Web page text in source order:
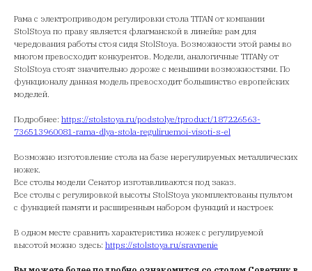
Рама с электроприводом регулировки стола TITAN от компании
StolStoya по праву является флагманской в линейке рам для
чередования работы стоя сидя StolStoya. Возможности этой рамы во
многом превосходит конкурентов. Модели, аналогичные TITANу от
StolStoya стоят значительно дороже с меньшими возможностями. По
функционалу данная модель превосходит большинство европейских
моделей.
Подробнее: https://stolstoya.ru/podstolye/tproduct/187226563-
736513960081-rama-dlya-stola-reguliruemoi-visoti-s-el
Возможно изготовление стола на базе нерегулируемых металлических
ножек.
Все столы модели Сенатор изготавливаются под заказ.
Все столы с регулировкой высоты StolStoya укомплектованы пультом
с функцией памяти и расширенным набором функций и настроек
В одном месте сравнить характеристика ножек с регулируемой
высотой можно здесь: https://stolstoya.ru/sravnenie